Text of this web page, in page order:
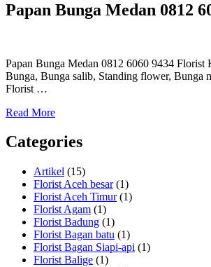
Papan Bunga Medan 0812
Papan Bunga Medan 0812 6060 9434 Florist
Bunga, Bunga salib, Standing flower, Bunga
Florist …
Read More
Categories
Artikel (15)
Florist Aceh besar(1)
Florist Aceh Timur(1)
Florist Agam (1)
Florist Badung (1)
Florist Bagan batu (1)
Florist Bagan Siapi-api (1)
Florist Balige (1)